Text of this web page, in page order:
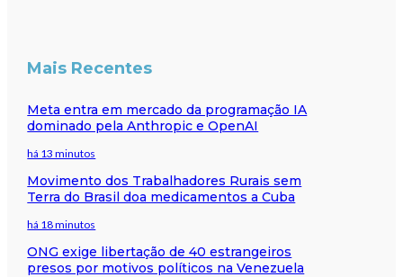
Mais Recentes
Meta entra em mercado da programação IA
dominado pela Anthropic e OpenAI
há 13 minutos
Movimento dos Trabalhadores Rurais sem
Terra do Brasil doa medicamentos a Cuba
há 18 minutos
ONG exige libertação de 40 estrangeiros
presos por motivos políticos na Venezuela